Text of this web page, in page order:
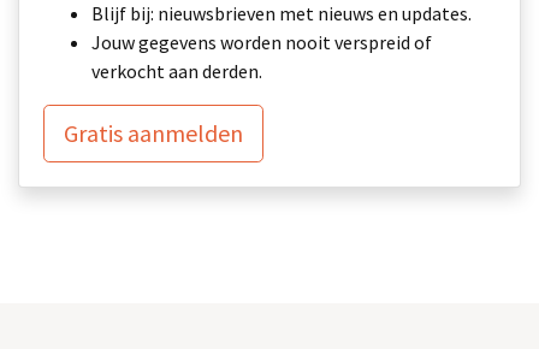
Blijf bij: nieuwsbrieven met nieuws en updates.
Jouw gegevens worden nooit verspreid of
verkocht aan derden.
Gratis aanmelden